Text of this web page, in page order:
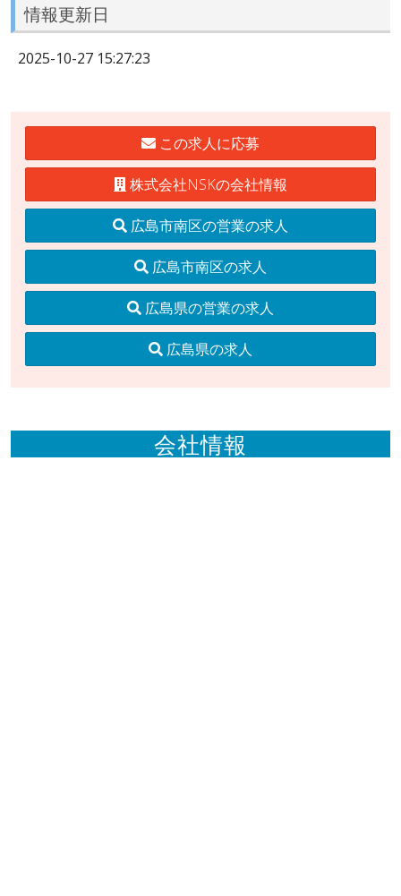
情報更新日
2025-10-27 15:27:23
この求人に応募
株式会社NSKの会社情報
広島市南区の営業の求人
広島市南区の求人
広島県の営業の求人
広島県の求人
会社情報